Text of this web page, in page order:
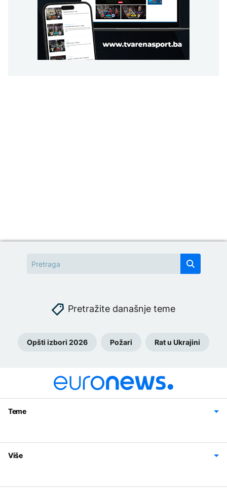
Pretražite današnje teme
Opšti izbori 2026 Požari Rat u Ukrajini
Teme
Svijet
Sport
Magazin
Više